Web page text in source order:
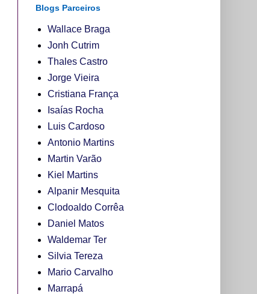
Blogs Parceiros
Wallace Braga
Jonh Cutrim
Thales Castro
Jorge Vieira
Cristiana França
Isaías Rocha
Luis Cardoso
Antonio Martins
Martin Varão
Kiel Martins
Alpanir Mesquita
Clodoaldo Corrêa
Daniel Matos
Waldemar Ter
Silvia Tereza
Mario Carvalho
Marrapá